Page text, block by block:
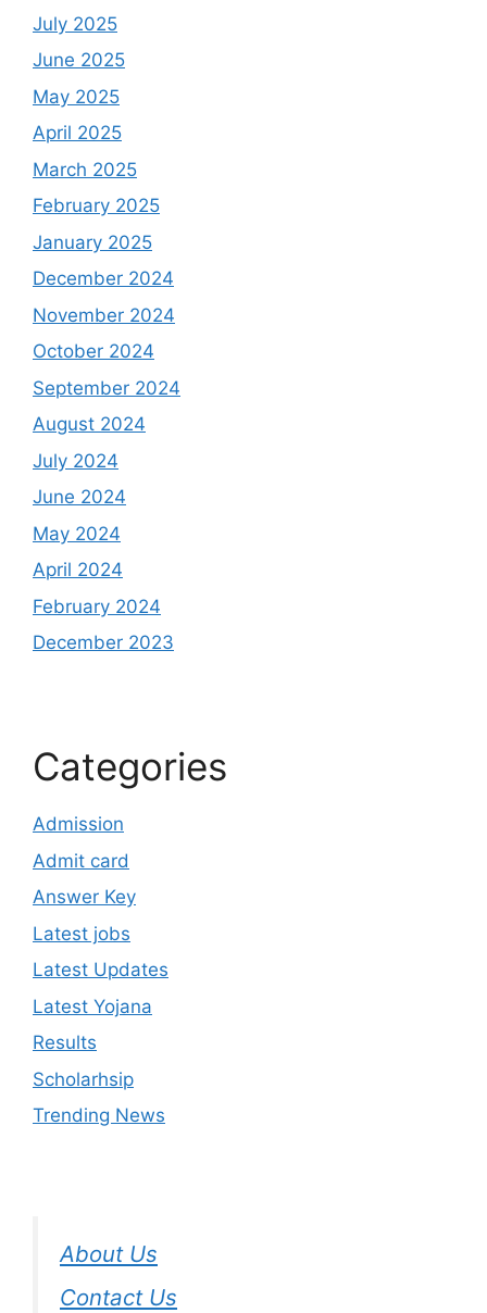
July 2025
June 2025
May 2025
April 2025
March 2025
February 2025
January 2025
December 2024
November 2024
October 2024
September 2024
August 2024
July 2024
June 2024
May 2024
April 2024
February 2024
December 2023
Categories
Admission
Admit card
Answer Key
Latest jobs
Latest Updates
Latest Yojana
Results
Scholarhsip
Trending News
About Us
Contact Us